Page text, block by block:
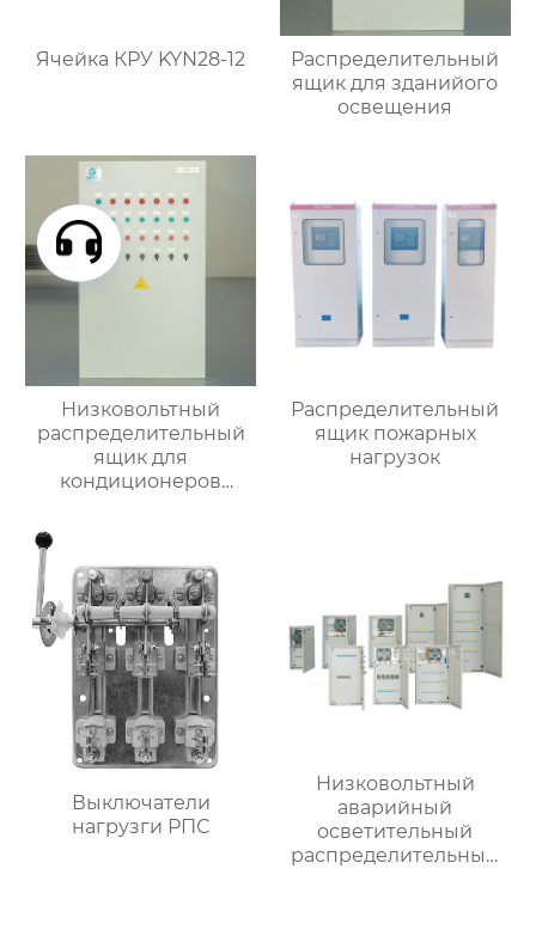
Ячейка КРУ KYN28-12
Распределительный
ящик для зданийого
освещения
Низковольтный
распределительный
ящик для
кондиционеров
Распределительный
ящик пожарных
нагрузок
Выключатели
нагрузги РПС
Низковольтный
аварийный
осветительный
распределительный